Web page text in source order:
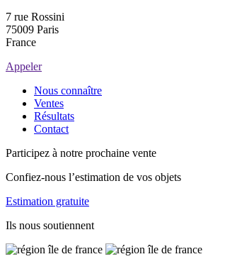
7 rue Rossini
75009 Paris
France
Appeler
Nous connaître
Ventes
Résultats
Contact
Participez à notre prochaine vente
Confiez-nous l’estimation de vos objets
Estimation gratuite
Ils nous soutiennent